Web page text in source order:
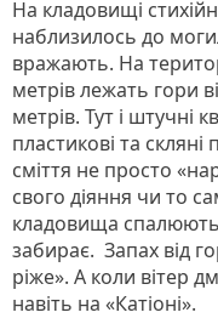
На кладовищі
наблизилось до
вражають. На
метрів лежать гори
метрів. Тут і штучні
пластикові та
сміття не просто
свого діяння чи то
кладовища спалюють
забирає. Запах від
ріже». А коли вітер
навіть на «Катіоні».